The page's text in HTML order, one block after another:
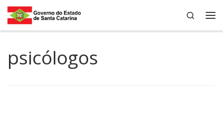
Skip to content
Search
psicólogos